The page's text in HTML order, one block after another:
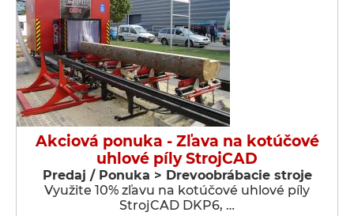
Akciová ponuka - Zľava na kotúčové
uhlové píly StrojCAD
Predaj / Ponuka > Drevoobrábacie stroje
Využite 10% zľavu na kotúčové uhlové píly
StrojCAD DKP6, …